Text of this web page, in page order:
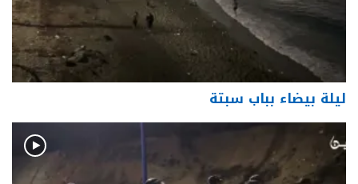
ليلة بيضاء بباب سبتة